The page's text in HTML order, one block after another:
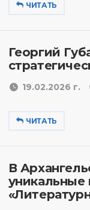
ЧИТАТЬ
Георгий
19.02.2026 г.
ЧИТАТЬ
В
уникальные